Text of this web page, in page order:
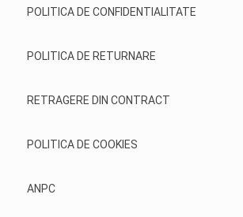
POLITICA DE CONFIDENTIALITATE
POLITICA DE RETURNARE
RETRAGERE DIN CONTRACT
POLITICA DE COOKIES
ANPC